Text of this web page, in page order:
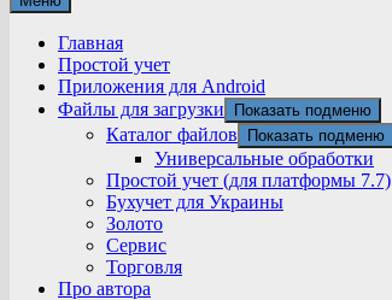
Главная
Простой учет
Приложения для Android
Файлы для загрузки
Показать подменю
Каталог файлов Показать подменю
Универсальные обработки
Простой учет (для платформы 7.7)
Бухучет для Украины
Золото
Сервис
Торговля
Про автора